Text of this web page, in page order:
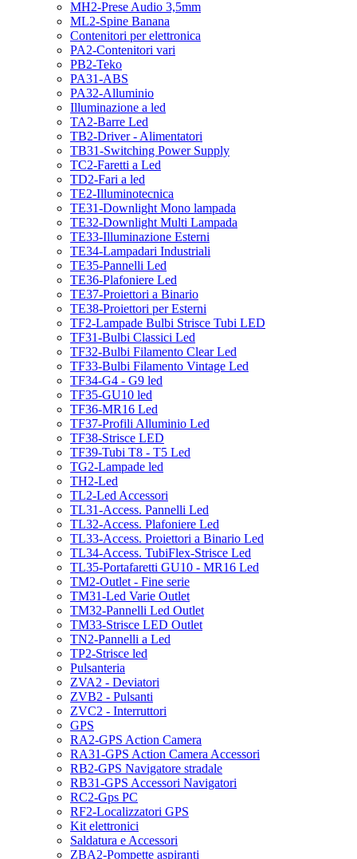
MH2-Prese Audio 3,5mm
ML2-Spine Banana
Contenitori per elettronica
PA2-Contenitori vari
PB2-Teko
PA31-ABS
PA32-Alluminio
Illuminazione a led
TA2-Barre Led
TB2-Driver - Alimentatori
TB31-Switching Power Supply
TC2-Faretti a Led
TD2-Fari a led
TE2-Illuminotecnica
TE31-Downlight Mono lampada
TE32-Downlight Multi Lampada
TE33-Illuminazione Esterni
TE34-Lampadari Industriali
TE35-Pannelli Led
TE36-Plafoniere Led
TE37-Proiettori a Binario
TE38-Proiettori per Esterni
TF2-Lampade Bulbi Strisce Tubi LED
TF31-Bulbi Classici Led
TF32-Bulbi Filamento Clear Led
TF33-Bulbi Filamento Vintage Led
TF34-G4 - G9 led
TF35-GU10 led
TF36-MR16 Led
TF37-Profili Alluminio Led
TF38-Strisce LED
TF39-Tubi T8 - T5 Led
TG2-Lampade led
TH2-Led
TL2-Led Accessori
TL31-Access. Pannelli Led
TL32-Access. Plafoniere Led
TL33-Access. Proiettori a Binario Led
TL34-Access. TubiFlex-Strisce Led
TL35-Portafaretti GU10 - MR16 Led
TM2-Outlet - Fine serie
TM31-Led Varie Outlet
TM32-Pannelli Led Outlet
TM33-Strisce LED Outlet
TN2-Pannelli a Led
TP2-Strisce led
Pulsanteria
ZVA2 - Deviatori
ZVB2 - Pulsanti
ZVC2 - Interruttori
GPS
RA2-GPS Action Camera
RA31-GPS Action Camera Accessori
RB2-GPS Navigatore stradale
RB31-GPS Accessori Navigatori
RC2-Gps PC
RF2-Localizzatori GPS
Kit elettronici
Saldatura e Accessori
ZBA2-Pompette aspiranti